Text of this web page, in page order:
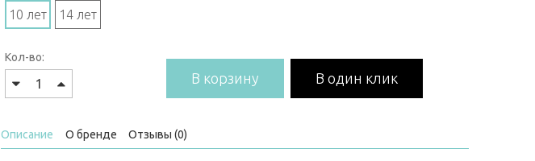
10 лет 14 лет
Кол-во:
В корзину В один клик
Описание О бренде Отзывы (0)